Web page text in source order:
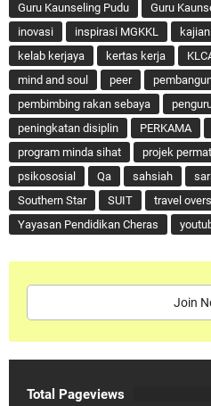
Guru Kaunseling Pudu
Guru
inovasi
inspirasi MGKKL
kelab kerjaya
kertas kerja
mind and soul
peer
pembimbing rakan sebaya
peningkatan disiplin
PERKAMA
program minda sihat
projek
psikososial
Qa sahsiah
Southern Star
SUIT travel
Yayasan Pendidikan Cheras
Join
Total Pageviews